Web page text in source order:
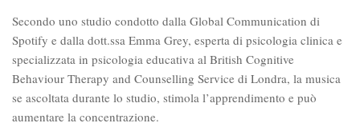
Secondo uno studio condotto dalla Global Communication di
Spotify e dalla dott.ssa Emma Grey, esperta di psicologia clinica e
specializzata in psicologia educativa al British Cognitive
Behaviour Therapy and Counselling Service di Londra, la musica
se ascoltata durante lo studio, stimola l’apprendimento e può
aumentare la concentrazione.